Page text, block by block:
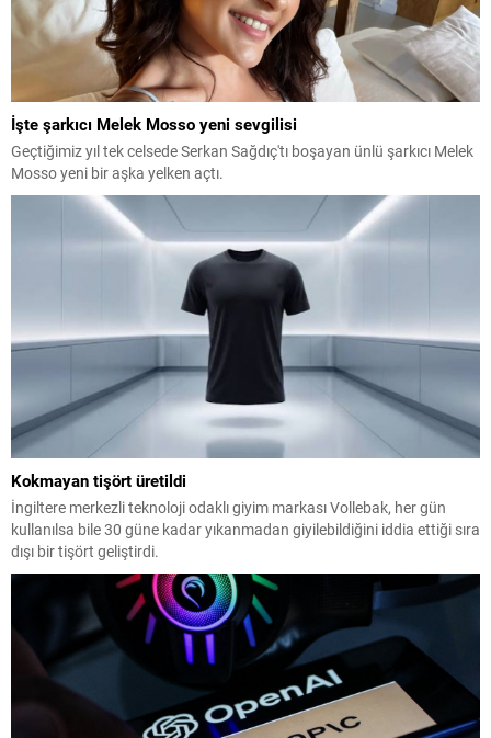
İşte şarkıcı Melek Mosso yeni sevgilisi
Geçtiğimiz yıl tek celsede Serkan Sağdıç'tı boşayan ünlü şarkıcı Melek
Mosso yeni bir aşka yelken açtı.
Kokmayan tişört üretildi
İngiltere merkezli teknoloji odaklı giyim markası Vollebak, her gün
kullanılsa bile 30 güne kadar yıkanmadan giyilebildiğini iddia ettiği sıra
dışı bir tişört geliştirdi.